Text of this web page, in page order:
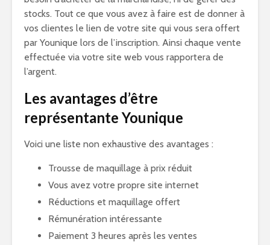
stocks. Tout ce que vous avez à faire est de donner à
vos clientes le lien de votre site qui vous sera offert
par Younique lors de l’inscription. Ainsi chaque vente
effectuée via votre site web vous rapportera de
l’argent.
Les avantages d’être
représentante Younique
Voici une liste non exhaustive des avantages :
Trousse de maquillage à prix réduit
Vous avez votre propre site internet
Réductions et maquillage offert
Rémunération intéressante
Paiement 3 heures après les ventes